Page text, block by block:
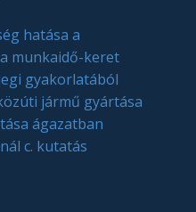
hatása a
munkaidő-keret
gyakorlatából
jármű gyártása
ágazatban
c. kutatás